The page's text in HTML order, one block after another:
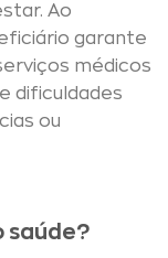
Ao
garante
médicos
dificuldades
ou
saúde?